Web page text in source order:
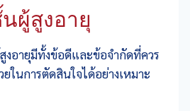
ผู้สูงอายุ
งอายุมีทั้งข้อดีและข้อจำกัดที่ควร
ยในการตัดสินใจได้อย่างเหมาะ